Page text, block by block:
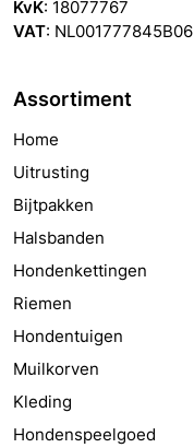
KvK: 18077767
VAT: NL001777845B06
Assortiment
Home
Uitrusting
Bijtpakken
Halsbanden
Hondenkettingen
Riemen
Hondentuigen
Muilkorven
Kleding
Hondenspeelgoed